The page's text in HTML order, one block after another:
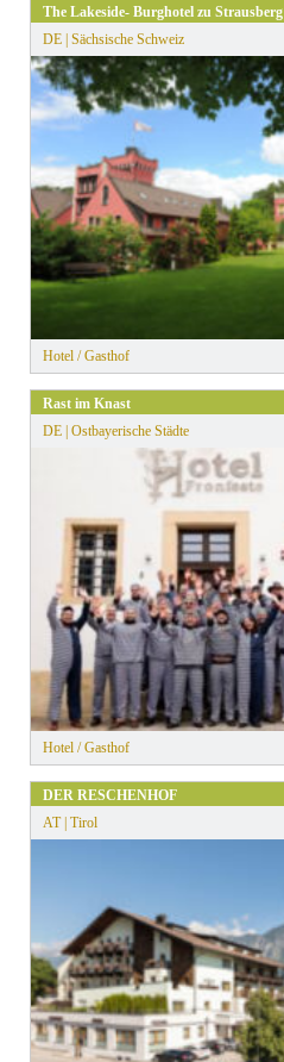
The Lakeside- Burghotel zu Strausberg
DE | Sächsische Schweiz
Hotel / Gasthof
Rast im Knast
DE | Ostbayerische Städte
Hotel / Gasthof
DER RESCHENHOF
AT | Tirol